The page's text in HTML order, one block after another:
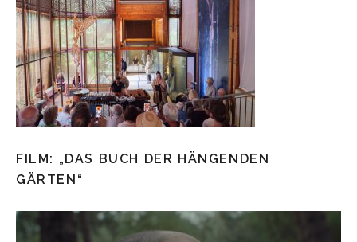
FILM: „DAS BUCH DER HÄNGENDEN
GÄRTEN“